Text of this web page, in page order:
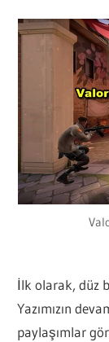
İlk olarak, düz
Yazımızın
paylaşımlar